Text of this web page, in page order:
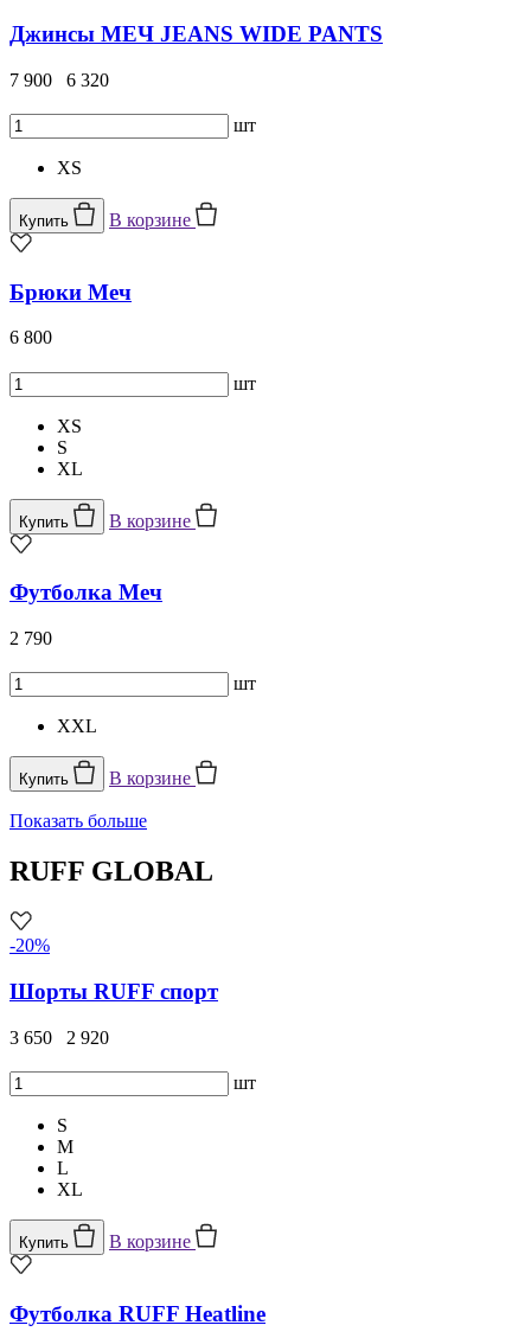
Джинсы МЕЧ JEANS WIDE PANTS
7 900 6 320
шт
XS
Купить В корзине
Брюки Меч
6 800
шт
XS
S
XL
Купить В корзине
Футболка Меч
2 790
шт
XXL
Купить В корзине
Показать больше
RUFF GLOBAL
-20%
Шорты RUFF спорт
3 650 2 920
шт
S
M
L
XL
Купить В корзине
Футболка RUFF Heatline